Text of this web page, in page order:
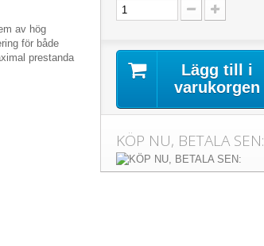
av hög
för både
prestanda
Lägg till i
varukorgen
KÖP NU, BETALA SEN: